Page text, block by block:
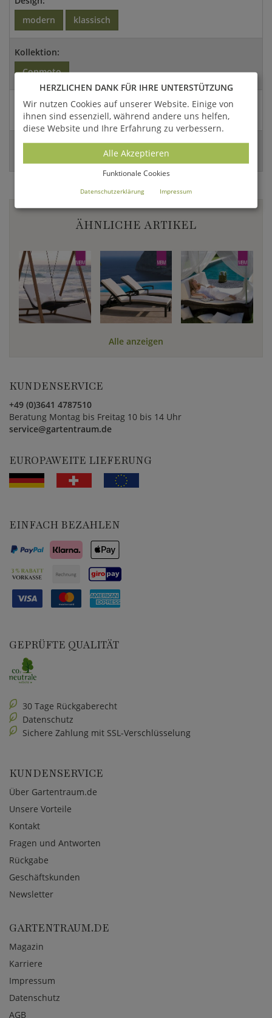
modern
klassisch
Kollektion:
Conmoto
Abmessungen:
3x210x70cm (HxBxT)
Versandart:
ÄHNLICHE ARTIKEL
Alle anzeigen
KUNDENSERVICE
+49 (0)3641 4787510
Beratung Montag bis Freitag 10 bis 14 Uhr
service@gartentraum.de
EUROPAWEITE LIEFERUNG
EINFACH BEZAHLEN
GEPRÜFTE QUALITÄT
30 Tage Rückgaberecht
Datenschutz
Sichere Zahlung mit SSL-Verschlüsselung
KUNDENSERVICE
Über Gartentraum.de
Unsere Vorteile
Kontakt
Fragen und Antworten
Rückgabe
Geschäftskunden
Newsletter
GARTENTRAUM.DE
Magazin
Karriere
Impressum
Datenschutz
AGB
HERZLICHEN DANK FÜR IHRE UNTERSTÜTZUNG
Wir nutzen Cookies auf unserer Website. Einige von
ihnen sind essenziell, während andere uns helfen,
diese Website und Ihre Erfahrung zu verbessern.
Alle Akzeptieren
Funktionale Cookies
Datenschutzerklärung Impressum